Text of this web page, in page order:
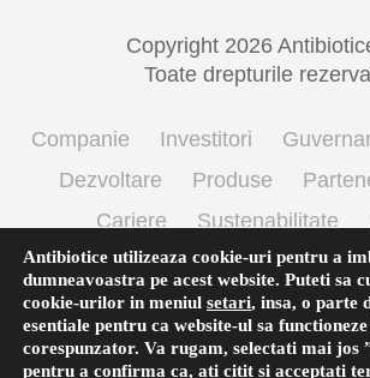
Copyright 2026
Toate drepturile
Companie Investitori
Dezvoltare
Produse
Cariere
Sustenabilitate
Termeni si conditii de utilizare
Prelucrarea datelor cu
Antibiotice utilizeaza cookie-uri pentru a
dumneavoastra pe acest website. Puteti sa
cookie-urilor in meniul setari, insa, o parte
esentiale pentru ca website-ul sa
corespunzator. Va rugam, selectati mai jos
pentru a confirma ca, ati citit si acceptati